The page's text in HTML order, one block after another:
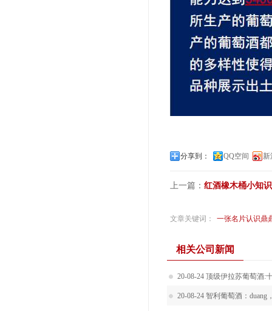
分享到： QQ空间 新
上一篇： 红酒橡木桶小知识
文章关键词： 一张名片认识鼎
相关公司新闻
20-08-24 顶级伊拉苏葡萄酒:
20-08-24 智利葡萄酒：duang